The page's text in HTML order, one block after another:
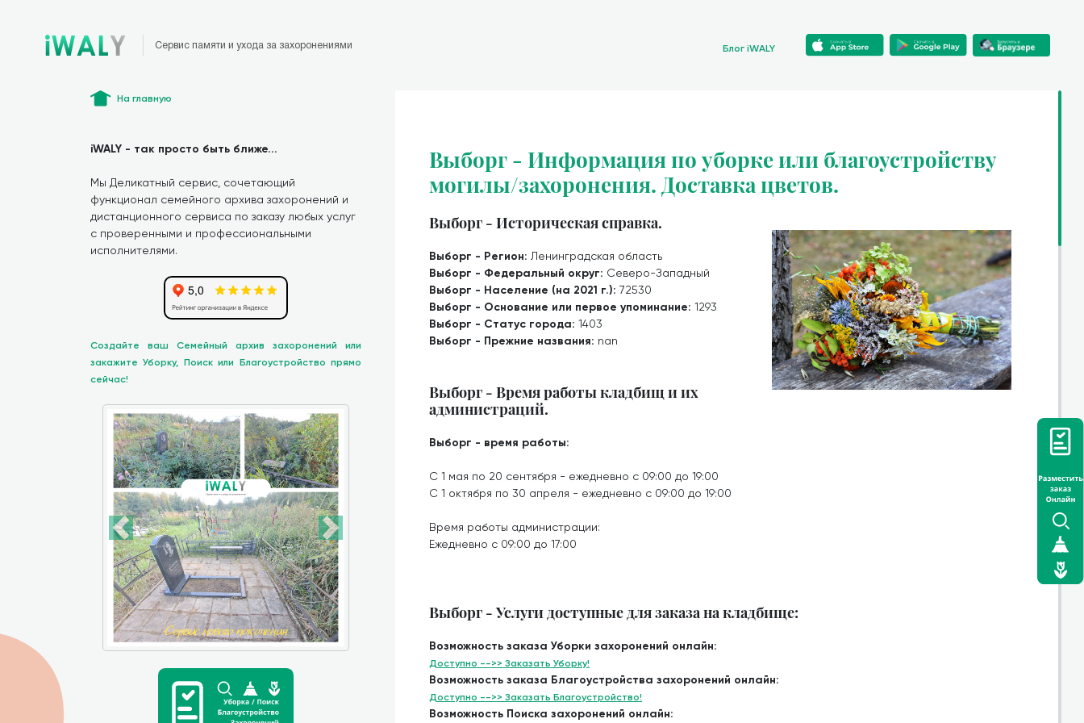
Сервис памяти и ухода за захоронениями Блог iWALY
На главную
iWALY - так просто быть ближе...
Мы Деликатный сервис, сочетающий
функционал семейного архива захоронений и
дистанционного сервиса по заказу любых услуг
с проверенными и профессиональными
исполнителями.
Создайте ваш Семейный архив захоронений или
закажите Уборку, Поиск или Благоустройство прямо
сейчас!
Выборг - Информация по уборке или благоустройству
могилы/захоронения. Доставка цветов.
Выборг - Историческая справка.
Выборг - Регион: Ленинградская область
Выборг - Федеральный округ: Северо-Западный
Выборг - Население (на 2021 г.): 72530
Выборг - Основание или первое упоминание: 1293
Выборг - Статус города: 1403
Выборг - Прежние названия: nan
Выборг - Время работы кладбищ и их
администраций.
Выборг - время работы:
С 1 мая по 20 сентября - ежедневно с 09:00 до 19:00
С 1 октября по 30 апреля - ежедневно с 09:00 до 19:00
Время работы администрации:
Ежедневно с 09:00 до 17:00
Выборг - Услуги доступные для заказа на кладбище:
Возможность заказа Уборки захоронений онлайн:
Доступно -->> Заказать Уборку!
Возможность заказа Благоустройства захоронений онлайн:
Доступно -->> Заказать Благоустройство!
Возможность Поиска захоронений онлайн: